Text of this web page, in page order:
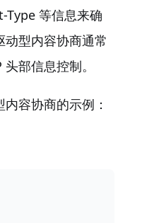
等信息来确
型内容协商通常
部信息控制。
容协商的示例：